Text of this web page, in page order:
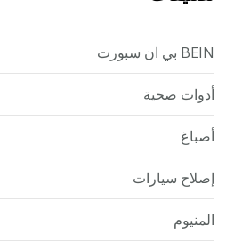
BEIN بي ان سبورت
أدوات صحية
أصباغ
إصلاح سيارات
المنيوم